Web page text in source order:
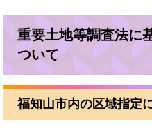
重要土地等調査法に
ついて
福知山市内の区域指定